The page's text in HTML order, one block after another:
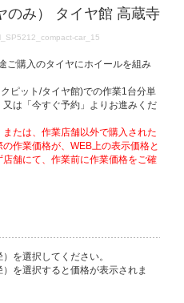
のみ） タイヤ館 高蔵寺
car_15
ご購入のタイヤにホイールを組み
ピット/タイヤ館)での作業1台分単
は「今すぐ予約」よりお進みくだ
たは、作業店舗以外で購入された
作業価格が、WEB上の表示価格と
舗にて、作業前に作業価格をご確
を選択してください。
を選択すると価格が表示されま